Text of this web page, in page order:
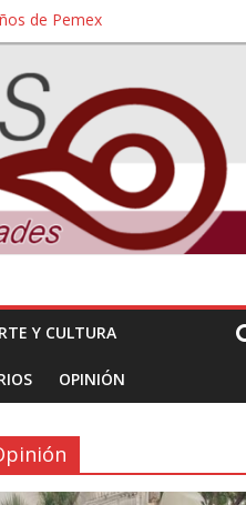
de Pemex
de su asesinato
Y CULTURA
OPINIÓN